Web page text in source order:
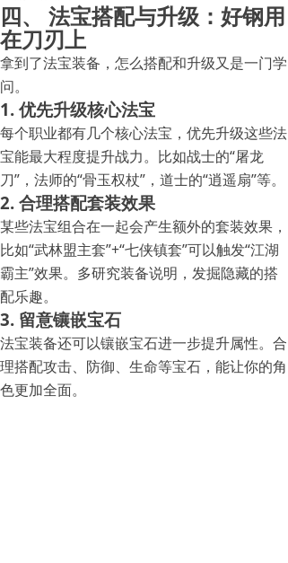
四、 法宝搭配与升级：好钢用
在刀刃上
拿到了法宝装备，怎么搭配和升级又是一门学
问。
1. 优先升级核心法宝
每个职业都有几个核心法宝，优先升级这些法
宝能最大程度提升战力。比如战士的“屠龙
刀”，法师的“骨玉权杖”，道士的“逍遥扇”等。
2. 合理搭配套装效果
某些法宝组合在一起会产生额外的套装效果，
比如“武林盟主套”+“七侠镇套”可以触发“江湖
霸主”效果。多研究装备说明，发掘隐藏的搭
配乐趣。
3. 留意镶嵌宝石
法宝装备还可以镶嵌宝石进一步提升属性。合
理搭配攻击、防御、生命等宝石，能让你的角
色更加全面。